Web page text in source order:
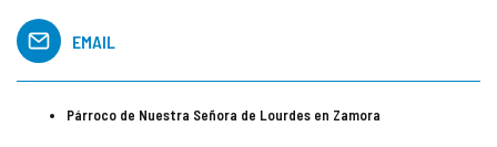
EMAIL
Párroco de Nuestra Señora de Lourdes en Zamora